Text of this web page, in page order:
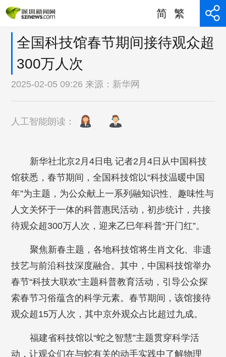
简 繁
全国科技馆春节期间接待观众超
300万人次
2025-02-05 09:26 来源： 新华网
人工智能朗读：
新华社北京2月4日电 记者2月4日从中国科技
馆获悉，春节期间，全国科技馆以“科技温暖中国
年”为主题，为公众献上一系列融知识性、趣味性与
人文关怀于一体的科普惠民活动，初步统计，共接
待观众超300万人次，迎来乙巳年科普“开门红”。
聚焦新春主题，各地科技馆将生肖文化、非遗
技艺与前沿科技深度融合。其中，中国科技馆举办
春节“科技大联欢”主题科普教育活动，引导公众探
索春节习俗蕴含的科学元素。春节期间，该馆接待
观众超15万人次，其中京外观众占比超过九成。
福建省科技馆以“蛇之智慧”主题贯穿科学活
动，让观众们在与蛇有关的动手实践中了解物理